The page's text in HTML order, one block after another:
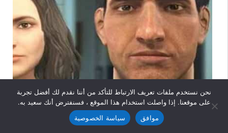
نحن نستخدم ملفات تعريف الارتباط للتأكد من أننا نقدم لك أفضل تجربة
على موقعنا. إذا واصلت استخدام هذا الموقع ، فسنفترض أنك سعيد به.
موافق
سياسة الخصوصية